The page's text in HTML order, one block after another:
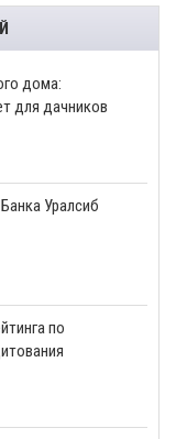
дома:
для дачников
Уралсиб
по